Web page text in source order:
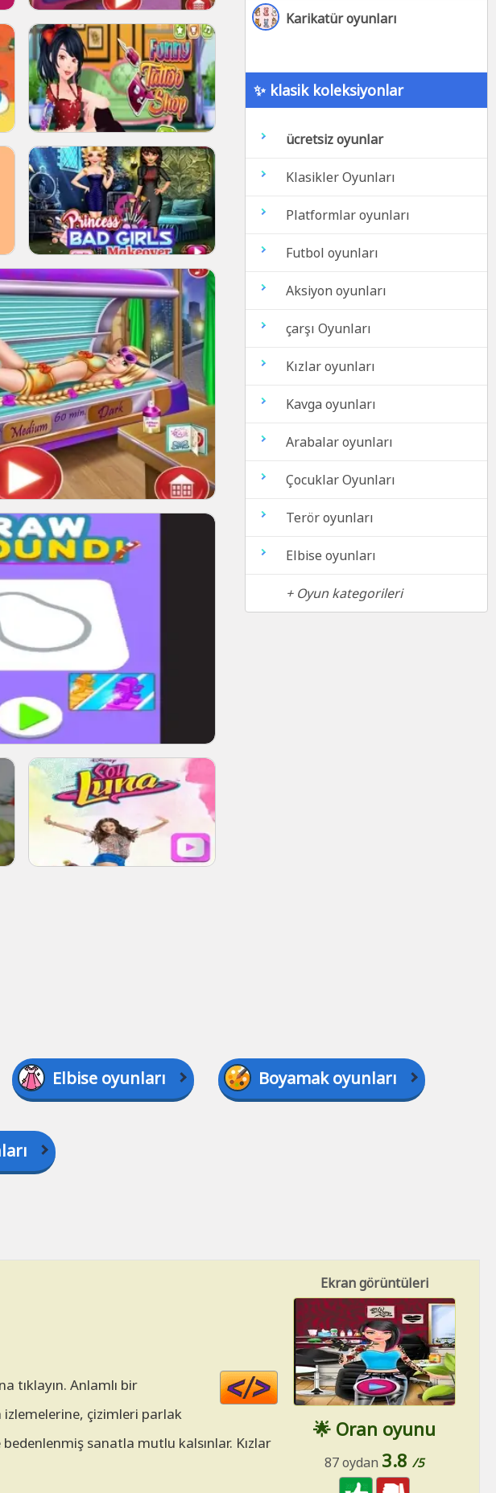
Karikatür oyunları
✨ klasik koleksiyonlar
ücretsiz oyunlar
Klasikler Oyunları
Platformlar oyunları
Futbol oyunları
Aksiyon oyunları
çarşı Oyunları
Kızlar oyunları
Kavga oyunları
Arabalar oyunları
Çocuklar Oyunları
Terör oyunları
Elbise oyunları
+ Oyun kategorileri
Elbise oyunları Boyamak oyunları
Ekran görüntüleri
🌟 Oran oyunu
87 oydan 3.8 /5
Code
HTML
tıklayın. Anlamlı bir
çizimleri parlak
sanatla mutlu kalsınlar. Kızlar